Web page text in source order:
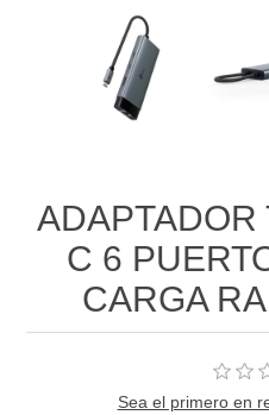
ADAPTADOR
C 6
CARGA
Sea el primero en